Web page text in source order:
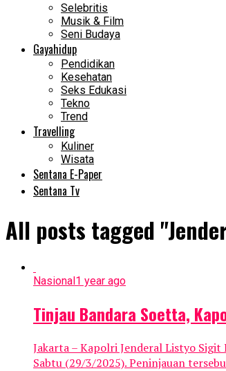
Selebritis
Musik & Film
Seni Budaya
Gayahidup
Pendidikan
Kesehatan
Seks Edukasi
Tekno
Trend
Travelling
Kuliner
Wisata
Sentana E-Paper
Sentana Tv
All posts tagged
Nasional1 year ago
Tinjau Bandara Soetta,
Jakarta – Kapolri Jenderal Listyo
Sabtu (29/3/2025). Peninjauan